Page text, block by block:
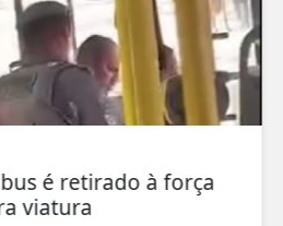
é retirado à força
viatura